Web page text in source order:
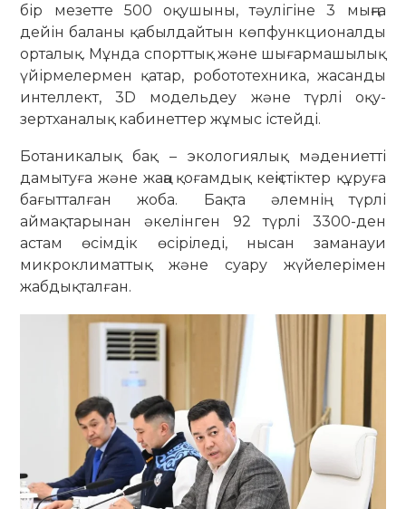
бір мезетте 500 оқушыны, тәулігіне 3 мыңға
дейін баланы қабылдайтын көпфункционалды
орталық. Мұнда спорттық және шығармашылық
үйірмелермен қатар, робототехника, жасанды
интеллект, 3D модельдеу және түрлі оқу-
зертханалық кабинеттер жұмыс істейді.
Ботаникалық бақ – экологиялық мәдениетті
дамытуға және жаңа қоғамдық кеңістіктер құруға
бағытталған жоба. Бақта әлемнің түрлі
аймақтарынан әкелінген 92 түрлі 3300-ден
астам өсімдік өсіріледі, нысан заманауи
микроклиматтық және суару жүйелерімен
жабдықталған.